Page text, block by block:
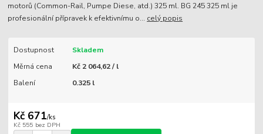
motorů (Common-Rail, Pumpe Diese, atd.) 325 ml. BG 245 325 ml je
profesionální přípravek k efektivnímu o... celý popis
Dostupnost
Skladem
Měrná cena
Kč 2 064,62 / l
Balení
0.325 l
Kč 671/ks
Kč 555 bez DPH